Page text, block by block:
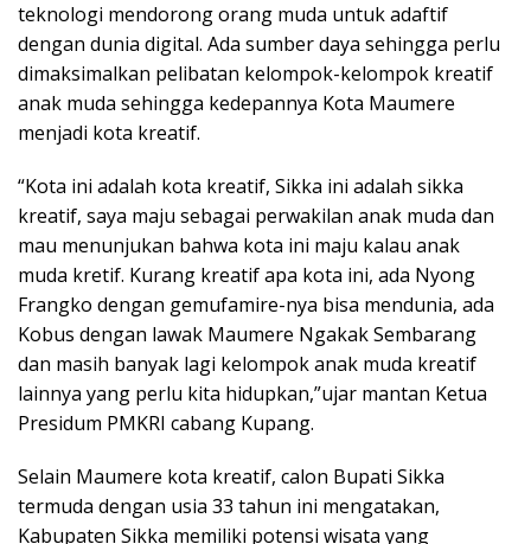
teknologi mendorong orang muda untuk adaftif
dengan dunia digital. Ada sumber daya sehingga perlu
dimaksimalkan pelibatan kelompok-kelompok kreatif
anak muda sehingga kedepannya Kota Maumere
menjadi kota kreatif.
“Kota ini adalah kota kreatif, Sikka ini adalah sikka
kreatif, saya maju sebagai perwakilan anak muda dan
mau menunjukan bahwa kota ini maju kalau anak
muda kretif. Kurang kreatif apa kota ini, ada Nyong
Frangko dengan gemufamire-nya bisa mendunia, ada
Kobus dengan lawak Maumere Ngakak Sembarang
dan masih banyak lagi kelompok anak muda kreatif
lainnya yang perlu kita hidupkan,”ujar mantan Ketua
Presidum PMKRI cabang Kupang.
Selain Maumere kota kreatif, calon Bupati Sikka
termuda dengan usia 33 tahun ini mengatakan,
Kabupaten Sikka memiliki potensi wisata yang